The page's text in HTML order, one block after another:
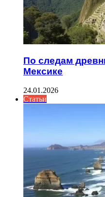
По следам
Мексике
24.01.2026
Статьи